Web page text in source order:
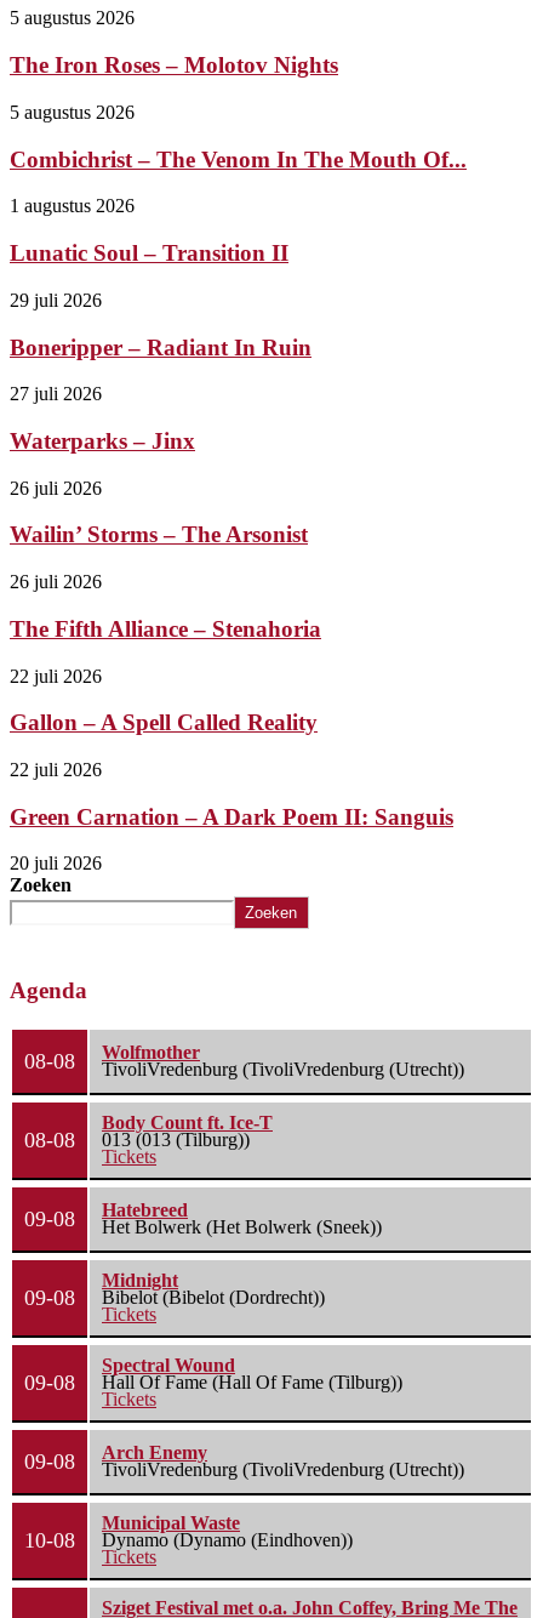
5 augustus 2026
The Iron Roses – Molotov Nights
5 augustus 2026
Combichrist – The Venom In The Mouth Of...
1 augustus 2026
Lunatic Soul – Transition II
29 juli 2026
Boneripper – Radiant In Ruin
27 juli 2026
Waterparks – Jinx
26 juli 2026
Wailin’ Storms – The Arsonist
26 juli 2026
The Fifth Alliance – Stenahoria
22 juli 2026
Gallon – A Spell Called Reality
22 juli 2026
Green Carnation – A Dark Poem II: Sanguis
20 juli 2026
Zoeken
Zoeken
Agenda
08-08
Wolfmother
TivoliVredenburg (TivoliVredenburg (Utrecht))
08-08
Body Count ft. Ice-T
013 (013 (Tilburg))
Tickets
09-08
Hatebreed
Het Bolwerk (Het Bolwerk (Sneek))
09-08
Midnight
Bibelot (Bibelot (Dordrecht))
Tickets
09-08
Spectral Wound
Hall Of Fame (Hall Of Fame (Tilburg))
Tickets
09-08
Arch Enemy
TivoliVredenburg (TivoliVredenburg (Utrecht))
10-08
Municipal Waste
Dynamo (Dynamo (Eindhoven))
Tickets
Sziget Festival met o.a. John Coffey, Bring Me The